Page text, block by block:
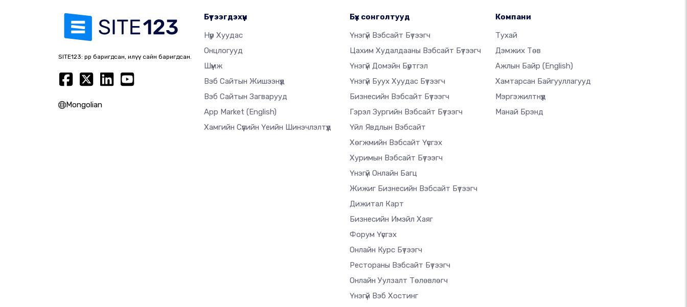
SITE123: өөрөөр баригдсан, илүү сайн баригдсан.
Mongolian
Бүтээгдэхүүн
Нүүр Хуудас
Онцлогууд
Шүүмж
Вэб Сайтын Жишээнүүд
Вэб Сайтын Загварууд
App Market (English)
Хамгийн Сүүлийн Үеийн Шинэчлэлтүүд
Бүх сонголтууд
Үнэгүй Вэбсайт Бүтээгч
Цахим Худалдааны Вэбсайт Бүтээгч
Үнэгүй Домэйн Бүртгэл
Үнэгүй Буух Хуудас Бүтээгч
Бизнесийн Вэбсайт Бүтээгч
Гэрэл Зургийн Вэбсайт Бүтээгч
Үйл Явдлын Вэбсайт
Хөгжмийн Вэбсайт Үүсгэх
Хуримын Вэбсайт Бүтээгч
Үнэгүй Онлайн Багц
Жижиг Бизнесийн Вэбсайт Бүтээгч
Дижитал Карт
Бизнесийн Имэйл Хаяг
Форум Үүсгэх
Онлайн Курс Бүтээгч
Рестораны Вэбсайт Бүтээгч
Онлайн Уулзалт Төлөвлөгч
Үнэгүй Вэб Хостинг
Компани
Тухай
Дэмжих Төв
Ажлын Байр (English)
Хамтарсан Байгууллагууд
Мэргэжилтнүүд
Манай Брэнд